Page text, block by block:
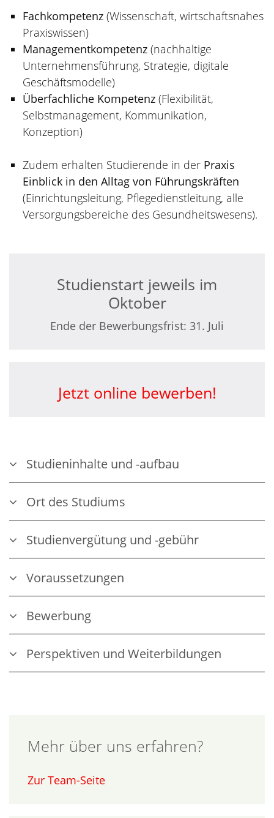
Fachkompetenz (Wissenschaft, wirtschaftsnahes
Praxiswissen)
Managementkompetenz (nachhaltige
Unternehmensführung, Strategie, digitale
Geschäftsmodelle)
Überfachliche Kompetenz (Flexibilität,
Selbstmanagement, Kommunikation,
Konzeption)
Zudem erhalten Studierende in der Praxis
Einblick in den Alltag von Führungskräften
(Einrichtungsleitung, Pflegedienstleitung, alle
Versorgungsbereiche des Gesundheitswesens).
Studienstart jeweils im
Oktober
Ende der Bewerbungsfrist: 31. Juli
Jetzt online bewerben!
Studieninhalte und -aufbau
Ort des Studiums
Studienvergütung und -gebühr
Voraussetzungen
Bewerbung
Perspektiven und Weiterbildungen
Mehr über uns erfahren?
Zur Team-Seite